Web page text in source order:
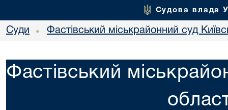
Судова влада
Суди • Фастівський міськрайонний суд
Фастівський